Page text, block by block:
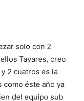
solo con 2
Tavares, creo
2 cuatros es la
como éste año ya
del equipo sub